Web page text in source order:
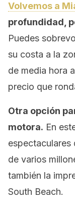
Volvemos a
profundidad,
Puedes
su costa a la
de media hora
precio que
Otra opción
motora. En
espectaculares
de varios
también la
South Beach.